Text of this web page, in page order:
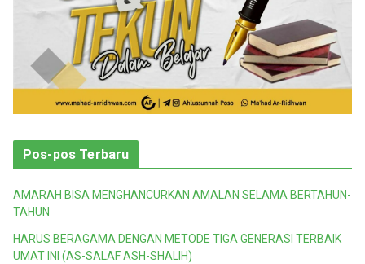
Pos-pos Terbaru
AMARAH BISA MENGHANCURKAN AMALAN SELAMA BERTAHUN-
TAHUN
HARUS BERAGAMA DENGAN METODE TIGA GENERASI TERBAIK
UMAT INI (AS-SALAF ASH-SHALIH)